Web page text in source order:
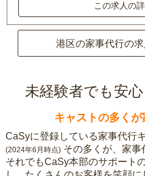
この求人の
港区の家事代行の
未経験者でも安
キャストの多く
CaSyに登録している家事代行
(2024年6月時点) その多くが、家事
それでもCaSy本部のサポート